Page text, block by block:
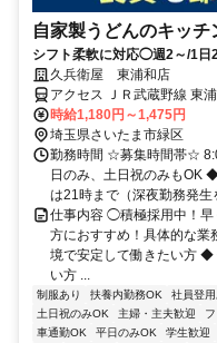
自家製うどんのキッチ
シフト柔軟に対応◯週2～/1
かない（食事補助）あり
久兵衛屋 東浦和店
アクセス ＪＲ武蔵野線 東
1番口徒歩約53分、ＪＲ京
勤可
時給1,180円～1,475円
埼玉県さいたま市緑区
勤務時間 ☆募集時間帯☆
日のみ、土日祝のみもOK
は21時まで（深夜勤務発生
仕事内容 ◯積極採用中！早
方におすすめ！具体的な
境で安定して働きたい方 ◆
い方 ...
制服あり 扶養内勤務OK 社員登用
土日祝のみOK
主婦・主夫歓迎
車通勤OK
平日のみOK 学生歓迎